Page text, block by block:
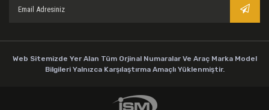
Web Sitemizde Yer Alan Tüm Orjinal Numaralar Ve Araç Marka Model
Bilgileri Yalnızca Karşılaştırma Amaçlı Yüklenmiştir.